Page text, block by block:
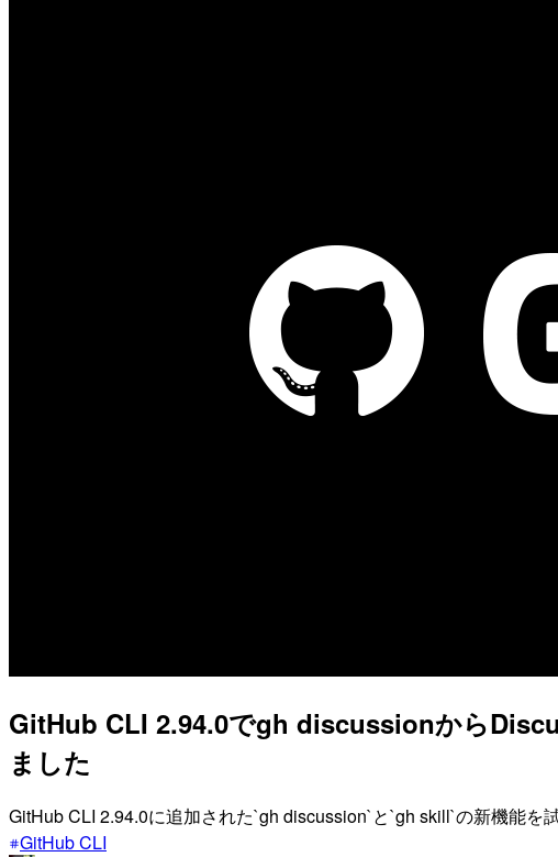
GitHub CLI 2.94.0でgh discussionから
ました
GitHub CLI 2.94.0に追加された`gh discussion`と`gh skill`の新機能を
GitHub CLI